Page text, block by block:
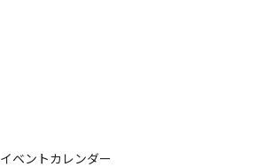
イベントカレンダー